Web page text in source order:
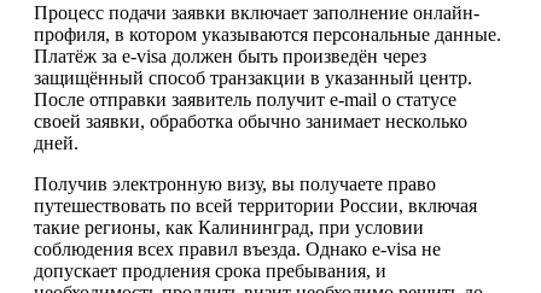
Процесс подачи заявки включает заполнение онлайн-
профиля, в котором указываются персональные данные.
Платёж за e-visa должен быть произведён через
защищённый способ транзакции в указанный центр.
После отправки заявитель получит e-mail о статусе
своей заявки, обработка обычно занимает несколько
дней.
Получив электронную визу, вы получаете право
путешествовать по всей территории России, включая
такие регионы, как Калининград, при условии
соблюдения всех правил въезда. Однако e-visa не
допускает продления срока пребывания, и